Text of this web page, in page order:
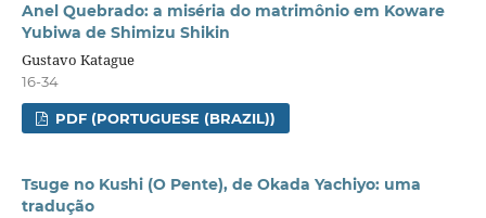
Anel Quebrado: a miséria do matrimônio em Koware
Yubiwa de Shimizu Shikin
Gustavo Katague
16-34
PDF (PORTUGUESE (BRAZIL))
Tsuge no Kushi (O Pente), de Okada Yachiyo: uma
tradução